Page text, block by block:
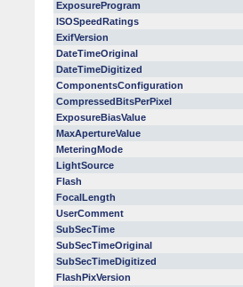
ExposureProgram
ISOSpeedRatings
ExifVersion
DateTimeOriginal
DateTimeDigitized
ComponentsConfiguration
CompressedBitsPerPixel
ExposureBiasValue
MaxApertureValue
MeteringMode
LightSource
Flash
FocalLength
UserComment
SubSecTime
SubSecTimeOriginal
SubSecTimeDigitized
FlashPixVersion